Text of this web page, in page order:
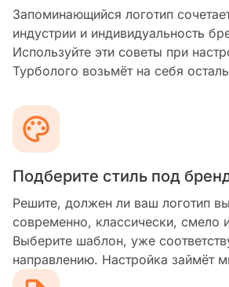
Запоминающийся логотип
индустрии и индивидуальность
Используйте эти советы при
Турболого возьмёт на себя
Подберите стиль под
Решите, должен ли ваш логотип
современно, классически, смело
Выберите шаблон, уже
направлению. Настройка займёт